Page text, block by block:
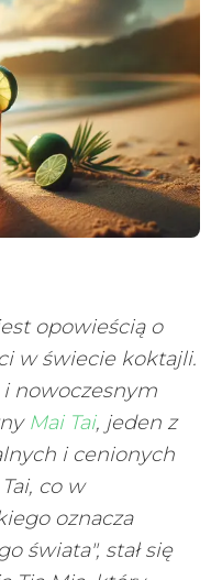
opowieścią o
w świecie koktajli.
nowoczesnym
Mai Tai, jeden z
i cenionych
co w
oznacza
świata", stał się